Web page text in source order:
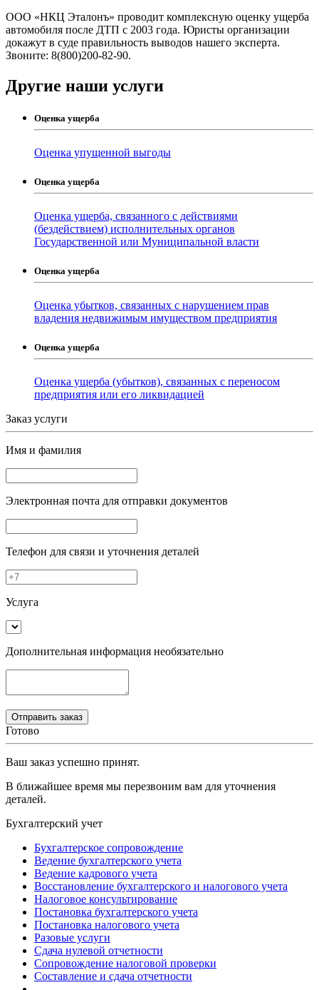
ООО «НКЦ Эталонъ» проводит комплексную оценку ущерба
автомобиля после ДТП с 2003 года. Юристы организации
докажут в суде правильность выводов нашего эксперта.
Звоните: 8(800)200-82-90.
Другие наши услуги
Оценка ущерба
Оценка упущенной выгоды
Оценка ущерба
Оценка ущерба, связанного с действиями
(бездействием) исполнительных органов
Государственной или Муниципальной власти
Оценка ущерба
Оценка убытков, связанных с нарушением прав
владения недвижимым имуществом предприятия
Оценка ущерба
Оценка ущерба (убытков), связанных с переносом
предприятия или его ликвидацией
Заказ услуги
Имя и фамилия
Электронная почта для отправки документов
Телефон для связи и уточнения деталей
Услуга
Дополнительная информация необязательно
Готово
Ваш заказ успешно принят.
В ближайшее время мы перезвоним вам для уточнения
деталей.
Бухгалтерский учет
Бухгалтерское сопровождение
Ведение бухгалтерского учета
Ведение кадрового учета
Восстановление бухгалтерского и налогового учета
Налоговое консультирование
Постановка бухгалтерского учета
Постановка налогового учета
Разовые услуги
Сдача нулевой отчетности
Сопровождение налоговой проверки
Составление и сдача отчетности